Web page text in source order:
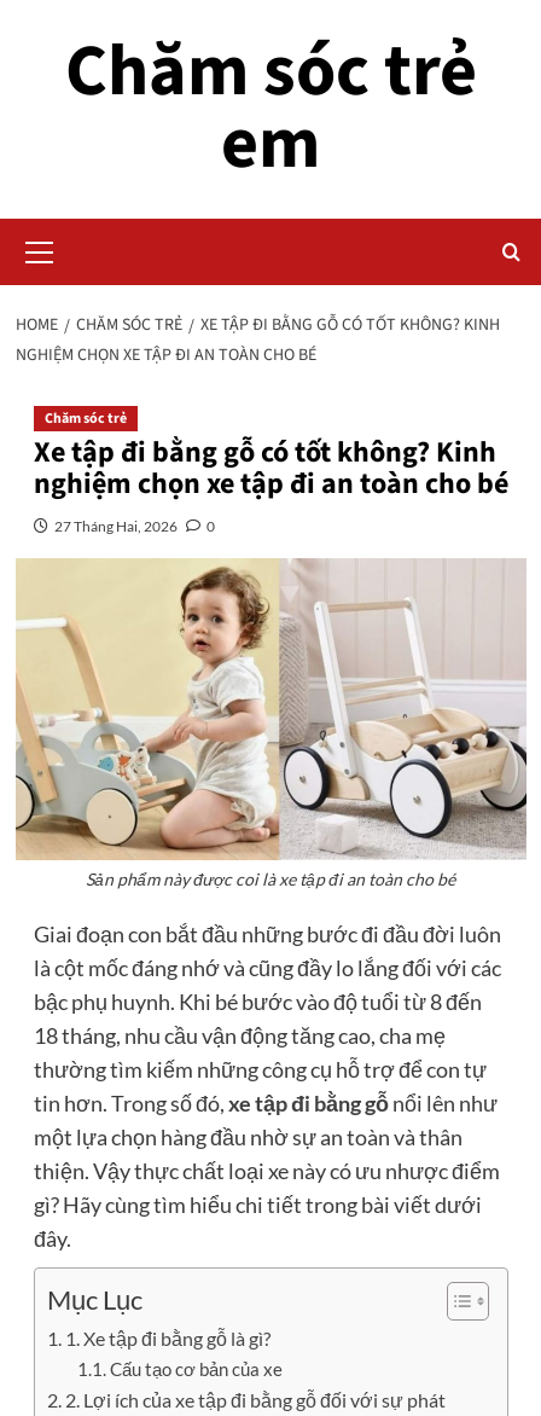
Chăm sóc trẻ
em
Menu
HOME CHĂM SÓC TRẺ
XE TẬP ĐI BẰNG GỖ CÓ TỐT KHÔNG? KINH
NGHIỆM CHỌN XE TẬP ĐI AN TOÀN CHO BÉ
Chăm sóc trẻ
Xe tập đi bằng gỗ có tốt không? Kinh
nghiệm chọn xe tập đi an toàn cho bé
27 Tháng Hai, 2026 0
Sản phẩm này được coi là xe tập đi an toàn cho bé
Giai đoạn con bắt đầu những bước đi đầu đời luôn
là cột mốc đáng nhớ và cũng đầy lo lắng đối với các
bậc phụ huynh. Khi bé bước vào độ tuổi từ 8 đến
18 tháng, nhu cầu vận động tăng cao, cha mẹ
thường tìm kiếm những công cụ hỗ trợ để con tự
tin hơn. Trong số đó,xe tập đi bằng gỗnổi lên như
một lựa chọn hàng đầu nhờ sự an toàn và thân
thiện. Vậy thực chất loại xe này có ưu nhược điểm
gì? Hãy cùng tìm hiểu chi tiết trong bài viết dưới
đây.
Mục Lục
1. Xe tập đi bằng gỗ là gì?
Cấu tạo cơ bản của xe
2. Lợi ích của xe tập đi bằng gỗ đối với sự phát